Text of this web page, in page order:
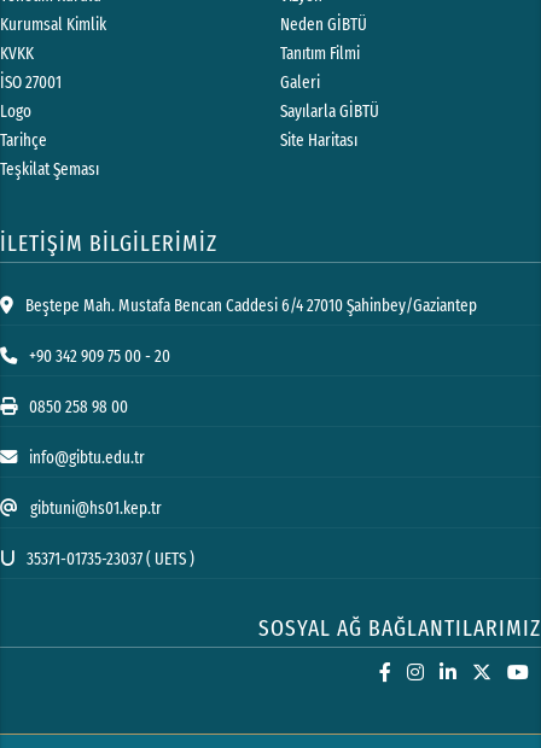
Kurumsal Kimlik
KVKK
İSO 27001
Logo
Tarihçe
Teşkilat Şeması
Neden GİBTÜ
Tanıtım Filmi
Galeri
Sayılarla GİBTÜ
Site Haritası
İLETİŞİM BİLGİLERİMİZ
Beştepe Mah. Mustafa Bencan Caddesi 6/4 27010 Şahinbey/Gaziantep
+90 342 909 75 00 - 20
0850 258 98 00
info@gibtu.edu.tr
gibtuni@hs01.kep.tr
35371-01735-23037 ( UETS )
SOSYAL AĞ BAĞLANTILARIMIZ